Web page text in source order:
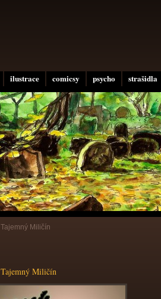
ilustrace comicsy psycho strašidla
Tajemný Miličín
Tajemný Miličín